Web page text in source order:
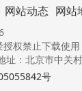
网站动态 网站
权禁止下载使用
：北京市中关
号